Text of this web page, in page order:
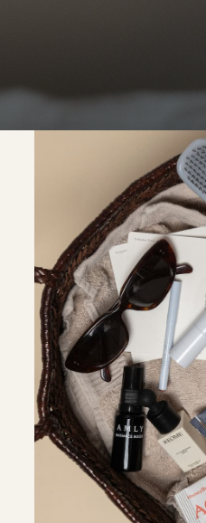
omkring øjnene: hævelser,
i resten af ansigtet og er derfor
men også den ofte genetisk